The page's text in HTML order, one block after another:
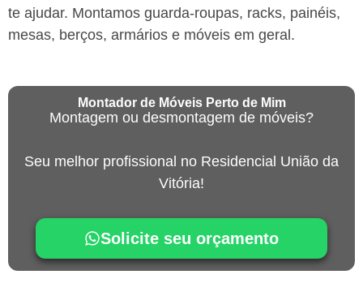
te ajudar. Montamos guarda-roupas, racks, painéis,
mesas, berços, armários e móveis em geral.
Montador de Móveis Perto de Mim
Montagem ou desmontagem de móveis?
Seu melhor profissional no Residencial União da
Vitória!
Solicite seu orçamento